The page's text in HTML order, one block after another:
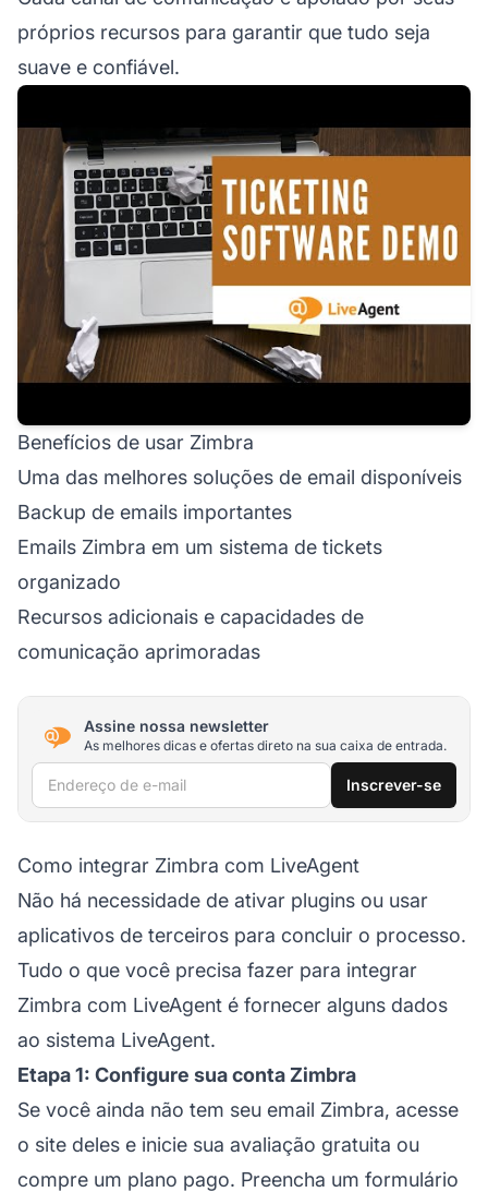
próprios recursos para garantir que tudo seja
suave e confiável.
Benefícios de usar Zimbra
Uma das melhores soluções de email disponíveis
Backup de emails importantes
Emails Zimbra em um sistema de tickets
organizado
Recursos adicionais e capacidades de
comunicação aprimoradas
Assine nossa newsletter
As melhores dicas e ofertas direto na sua caixa de entrada.
Endereço de e-mail Inscrever-se
Como integrar Zimbra com LiveAgent
Não há necessidade de ativar plugins ou usar
aplicativos de terceiros para concluir o processo.
Tudo o que você precisa fazer para integrar
Zimbra com LiveAgent é fornecer alguns dados
ao sistema LiveAgent.
Etapa 1: Configure sua conta Zimbra
Se você ainda não tem seu email Zimbra, acesse
o site deles e inicie sua avaliação gratuita ou
compre um plano pago. Preencha um formulário